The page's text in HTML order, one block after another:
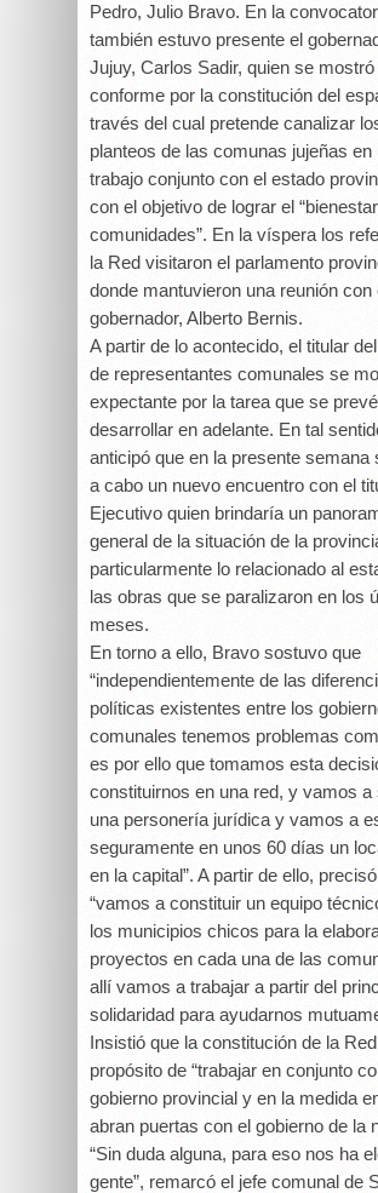
Pedro, Julio Bravo. En la
también estuvo presente el
Jujuy, Carlos Sadir, quien se mostró
conforme por la constitución del
través del cual pretende canalizar
planteos de las comunas jujeñas en
trabajo conjunto con el estado
con el objetivo de lograr el
comunidades”. En la víspera los
la Red visitaron el parlamento
donde mantuvieron una reunión con
gobernador, Alberto Bernis.
A partir de lo acontecido, el titular
de representantes comunales se
expectante por la tarea que se prevé
desarrollar en adelante. En tal
anticipó que en la presente semana
a cabo un nuevo encuentro con el
Ejecutivo quien brindaría un
general de la situación de la
particularmente lo relacionado al
las obras que se paralizaron en los
meses.
En torno a ello, Bravo sostuvo que
“independientemente de las
políticas existentes entre los
comunales tenemos problemas
es por ello que tomamos esta
constituirnos en una red, y vamos a
una personería jurídica y vamos a
seguramente en unos 60 días un
en la capital”. A partir de ello,
“vamos a constituir un equipo
los municipios chicos para la
proyectos en cada una de las
allí vamos a trabajar a partir del
solidaridad para ayudarnos
Insistió que la constitución de la
propósito de “trabajar en conjunto
gobierno provincial y en la medida
abran puertas con el gobierno de la
“Sin duda alguna, para eso nos ha
gente”, remarcó el jefe comunal de